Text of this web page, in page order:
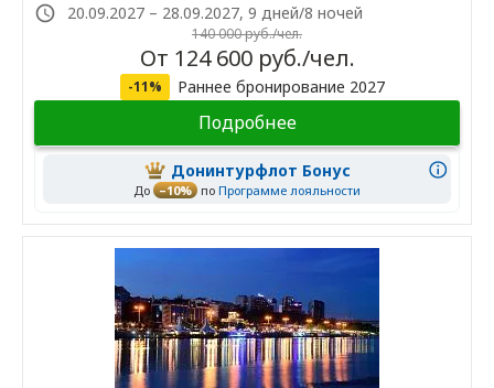
20.09.2027 – 28.09.2027, 9 дней/8 ночей
140 000 руб./чел.
От 124 600 руб./чел.
-11% Раннее бронирование 2027
Подробнее
Донинтурфлот Бонус
До –10% по Программе лояльности